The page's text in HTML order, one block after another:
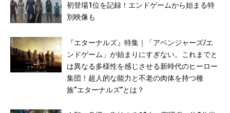
初登場1位を記録！エンドゲームから始まる特
別映像も
『エターナルズ』特集｜「アベンジャーズ/エ
ンドゲーム」が始まりにすぎない。これまでと
は異なる多様性を感じさせる新時代のヒーロー
集団！超人的な能力と不老の肉体を持つ種
族“エターナルズ”とは？